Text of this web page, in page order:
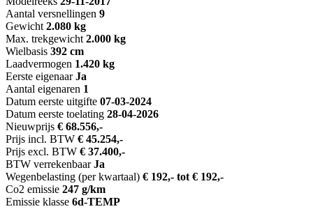
Aantal versnellingen 9
Gewicht 2.080 kg
Max. trekgewicht 2.000 kg
Wielbasis 392 cm
Laadvermogen 1.420 kg
Eerste eigenaar Ja
Aantal eigenaren 1
Datum eerste uitgifte 07-03-2024
Datum eerste toelating 28-04-2026
Nieuwprijs € 68.556,-
Prijs incl. BTW € 45.254,-
Prijs excl. BTW € 37.400,-
BTW verrekenbaar Ja
Wegenbelasting (per kwartaal) € 192,- tot € 192,-
Co2 emissie 247 g/km
Emissie klasse 6d-TEMP